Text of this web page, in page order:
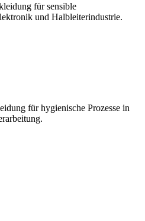
für sensible
und Halbleiterindustrie.
für hygienische Prozesse in